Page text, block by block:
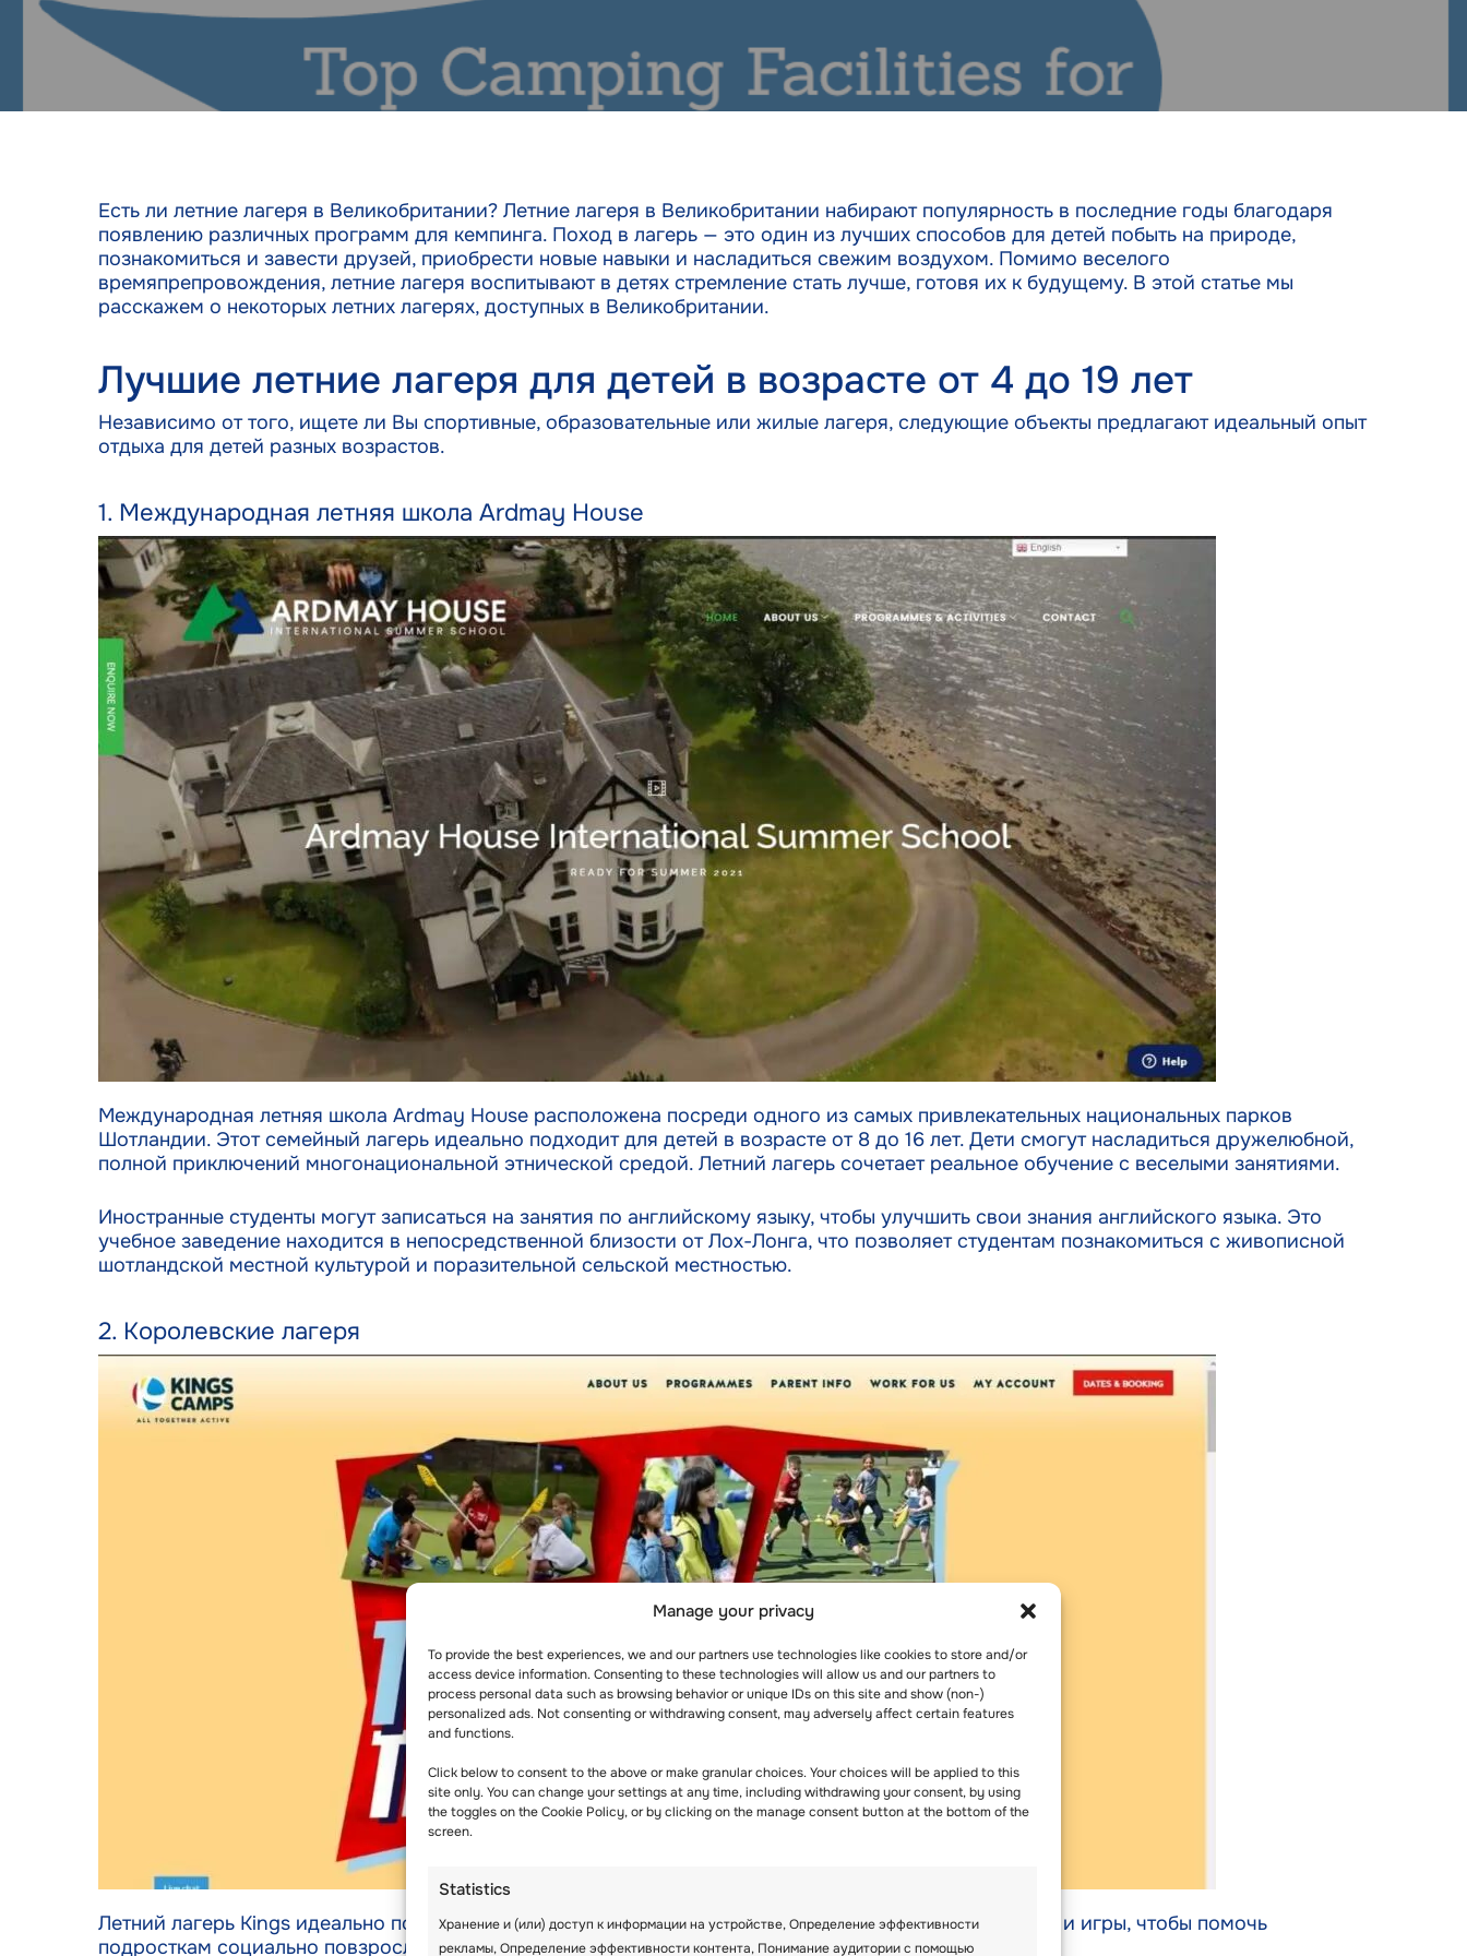
Manage your privacy
To provide the best experiences, we and our partners use technologies like cookies to store and/or
access device information. Consenting to these technologies will allow us and our partners to
process personal data such as browsing behavior or unique IDs on this site and show (non-)
personalized ads. Not consenting or withdrawing consent, may adversely affect certain features
and functions.
Click below to consent to the above or make granular choices. Your choices will be applied to this
site only. You can change your settings at any time, including withdrawing your consent, by using
the toggles on the Cookie Policy, or by clicking on the manage consent button at the bottom of the
screen.
Statistics
Хранение и (или) доступ к информации на устройстве, Определение эффективности
рекламы, Определение эффективности контента, Понимание аудитории с помощью
Есть ли летние лагеря в Великобритании? Летние лагеря в Великобритании набирают популярность в последние годы благодаря
появлению различных программ для кемпинга. Поход в лагерь — это один из лучших способов для детей побыть на природе,
познакомиться и завести друзей, приобрести новые навыки и насладиться свежим воздухом. Помимо веселого
времяпрепровождения, летние лагеря воспитывают в детях стремление стать лучше, готовя их к будущему. В этой статье мы
расскажем о некоторых летних лагерях, доступных в Великобритании.
Лучшие летние лагеря для детей в возрасте от 4 до 19 лет
Независимо от того, ищете ли Вы спортивные, образовательные или жилые лагеря, следующие объекты предлагают идеальный опыт
отдыха для детей разных возрастов.
1. Международная летняя школа Ardmay House
Международная летняя школа Ardmay House расположена посреди одного из самых привлекательных национальных парков
Шотландии. Этот семейный лагерь идеально подходит для детей в возрасте от 8 до 16 лет. Дети смогут насладиться дружелюбной,
полной приключений многонациональной этнической средой. Летний лагерь сочетает реальное обучение с веселыми занятиями.
Иностранные студенты могут записаться на занятия по английскому языку, чтобы улучшить свои знания английского языка. Это
учебное заведение находится в непосредственной близости от Лох-Лонга, что позволяет студентам познакомиться с живописной
шотландской местной культурой и поразительной сельской местностью.
2. Королевские лагеря
Летний лагерь Kings идеально подходит для подростков 14-17 лет. Он сочетает в себе занятия, спорт и игры, чтобы помочь
подросткам социально повзрослеть, завязывая дружбу на всю жизнь и приобретая новые навыки.